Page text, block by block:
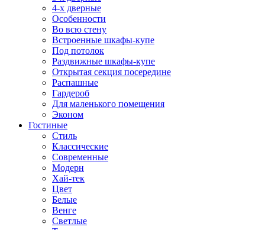
4-х дверные
Особенности
Во всю стену
Встроенные шкафы-купе
Под потолок
Раздвижные шкафы-купе
Открытая секция посередине
Распашные
Гардероб
Для маленького помещения
Эконом
Гостиные
Стиль
Классические
Современные
Модерн
Хай-тек
Цвет
Белые
Венге
Светлые